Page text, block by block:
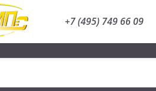
+7 (495) 749 66 09